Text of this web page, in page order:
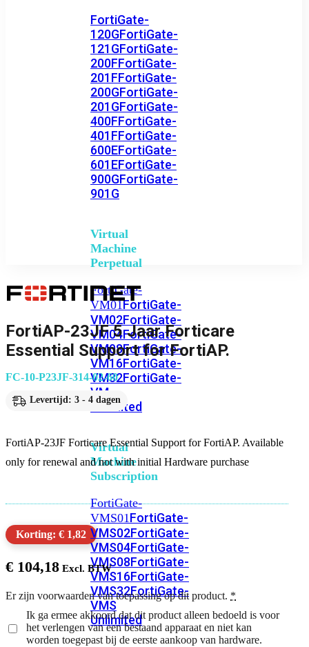
FortiGate-
120GFortiGate-
121GFortiGate-
200FFortiGate-
201FFortiGate-
200GFortiGate-
201GFortiGate-
400FFortiGate-
401FFortiGate-
600EFortiGate-
601EFortiGate-
900GFortiGate-
901G
Virtual
Machine
Perpetual
FortiGate-
VM01FortiGate-
VM02FortiGate-
VM04FortiGate-
VM08FortiGate-
VM16FortiGate-
VM32FortiGate-
VM
Unlimited
Virtual
Machine
Subscription
FortiGate-
VMS01FortiGate-
VMS02FortiGate-
VMS04FortiGate-
VMS08FortiGate-
VMS16FortiGate-
VMS32FortiGate-
VMS
Unlimited
FortiAP-23JF 5 Jaar Forticare
Essential Support for FortiAP.
FC-10-P23JF-314-02-60
Levertijd: 3 - 4 dagen
FortiAP-23JF Forticare Essential Support for FortiAP. Available
only for renewal and not with initial Hardware purchase
Korting: € 1,82
€ 104,18
Er zijn voorwaarden van toepassing op dit product. *
Ik ga ermee akkoord dat dit product alleen bedoeld is voor
het verlengen van een bestaand apparaat en niet kan
worden toegepast bij de eerste aankoop van hardware.